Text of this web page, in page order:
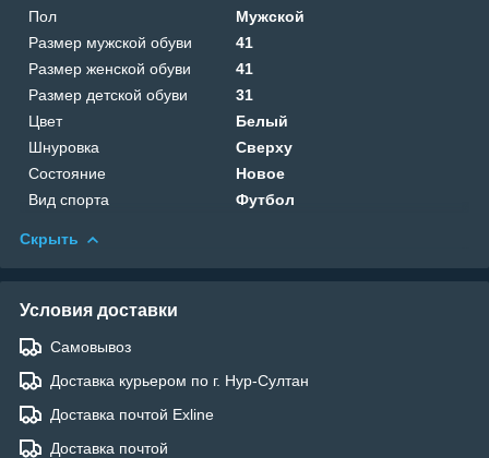
Пол
Мужской
Размер мужской обуви
41
Размер женской обуви
41
Размер детской обуви
31
Цвет
Белый
Шнуровка
Сверху
Состояние
Новое
Вид спорта
Футбол
Скрыть
Условия доставки
Самовывоз
Доставка курьером по г. Нур-Султан
Доставка почтой Exline
Доставка почтой